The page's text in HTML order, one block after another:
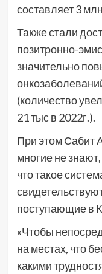
составляет 3
Также стали
позитронно-
значительно
(количество
21 тыс в 2022г.).
При этом Сабит
многие не
что такое
поступающие в
«Чтобы
на местах, что
какими